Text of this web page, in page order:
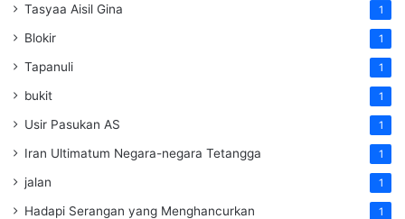
Tasyaa Aisil Gina 1
Blokir 1
Tapanuli 1
bukit 1
Usir Pasukan AS 1
Iran Ultimatum Negara-negara Tetangga 1
jalan 1
Hadapi Serangan yang Menghancurkan 1